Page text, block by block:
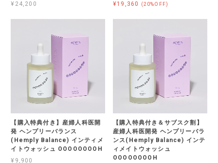
¥24,200
¥19,360
(20%OFF)
【購入特典付き】産婦人科医開
発 ヘンプリーバランス
(Hemply Balance) インティメ
イトウォッシュ OOOOOOOOH
¥9,900
【購入特典付き＆サブスク割】
産婦人科医開発 ヘンプリーバラ
ンス(Hemply Balance) インテ
ィメイトウォッシュ
OOOOOOOOH